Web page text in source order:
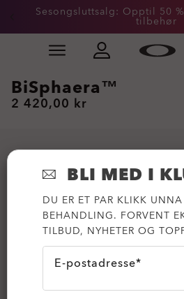
Skip to
Sesongsluttsalg: Opptil 50
tilbehør
Slide 2 of 3. Sesongsluttsalg:
BiSphaera™
2 420,00 kr
BLI MED I
DU ER ET PAR KLIKK
BEHANDLING. FORVENT
TILBUD, NYHETER OG
E-postadresse*